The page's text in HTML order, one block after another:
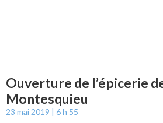
Ouverture de l’épicerie
Montesquieu
23 mai 2019 6 h 55